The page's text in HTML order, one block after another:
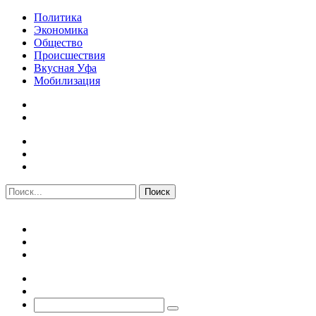
Политика
Экономика
Общество
Происшествия
Вкусная Уфа
Мобилизация